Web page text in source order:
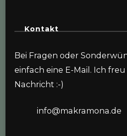
Kontakt
Bei Fragen oder
einfach eine E-Mail. Ich
Nachricht :-)
info@makramona.de